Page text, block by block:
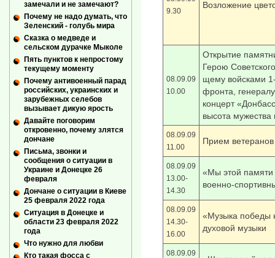
9.30
Возложение
08.09.09
10.00
Открытие
Герою
щему войсками
фронта,
концерт
высота мужества
08.09.09
11.00
Прием
08.09.09
13.00-
14.30
«Мы этой памяти
военно-
08.09.09
14.30-
16.00
«Музыка победы
духовой музыки
08.09.09
замечали и не замечают?
Почему не надо думать, что
Зеленский - голубь мира
Сказка о медведе и
сельском дурачке Мыколе
Пять пунктов к непростому
текущему моменту
Почему антивоенный парад
российских, украинских и
зарубежных селебов
вызывает дикую ярость
Давайте поговорим
откровенно, почему злятся
дончане
Письма, звонки и
сообщения о ситуации в
Украине и Донецке 26
февраля
Дончане о ситуации в Киеве
25 февраля 2022 года
Ситуация в Донецке и
области 23 февраля 2022
года
Что нужно для любви
Кто такая фосса с